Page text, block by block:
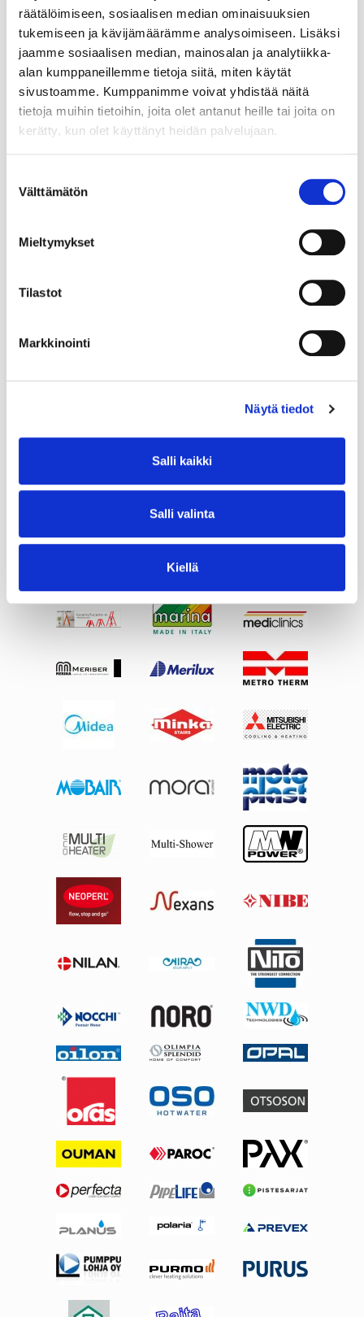
räätälöimiseen, sosiaalisen median ominaisuuksien
tukemiseen ja kävijämäärämme analysoimiseen. Lisäksi
jaamme sosiaalisen median, mainosalan ja analytiikka-
alan kumppaneillemme tietoja siitä, miten käytät
sivustoamme. Kumppanimme voivat yhdistää näitä
tietoja muihin tietoihin, joita olet antanut heille tai joita on
kerätty, kun olet käyttänyt heidän palvelujaan.
valinta
Välttämätön
Mieltymykset
Tilastot
Markkinointi
Näytä tiedot
Salli kaikki
Salli valinta
Kiellä